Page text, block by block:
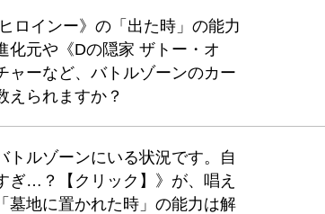
ロインー》の「出た時」の能力
化元や《Dの隠家 ザトー・オ
ャーなど、バトルゾーンのカー
えられますか？
ルゾーンにいる状況です。自
…？【クリック】》が、唱え
墓地に置かれた時」の能力は解